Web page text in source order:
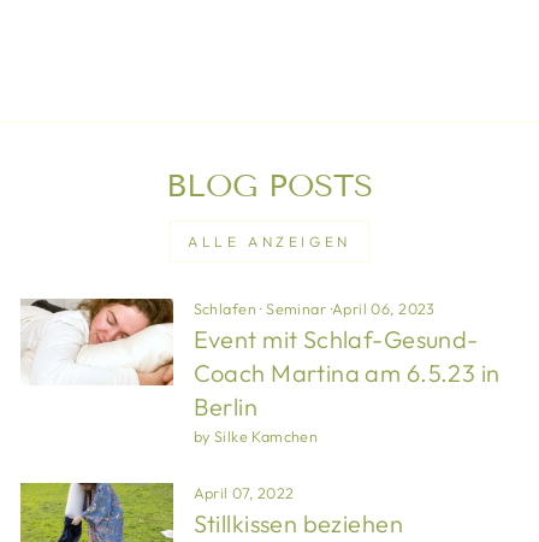
BLOG POSTS
ALLE ANZEIGEN
Schlafen ·Seminar ·April 06, 2023
Event mit Schlaf-Gesund-
Coach Martina am 6.5.23 in
Berlin
by Silke Kamchen
April 07, 2022
Stillkissen beziehen